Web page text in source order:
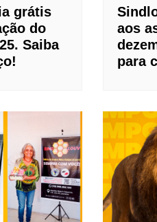
grátis
do
Saiba
aos
para